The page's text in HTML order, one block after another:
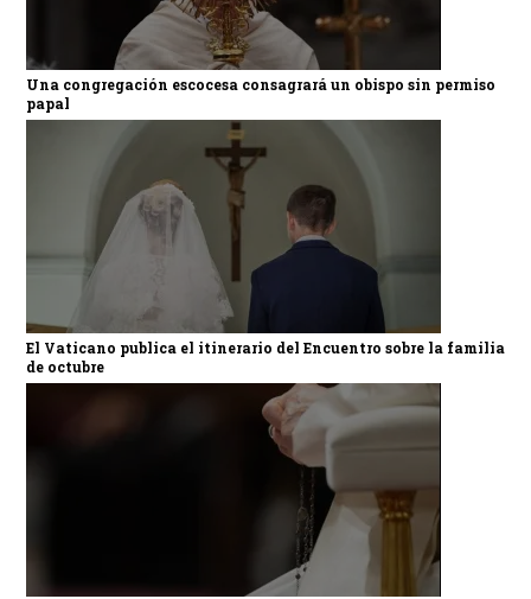
Una congregación escocesa consagrará un obispo sin permiso
papal
El Vaticano publica el itinerario del Encuentro sobre la familia
de octubre